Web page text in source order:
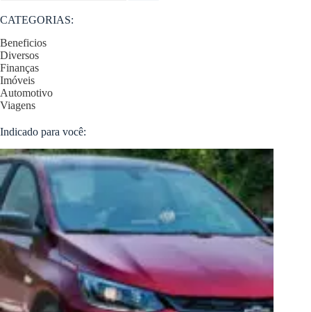
CATEGORIAS:
Beneficios
Diversos
Finanças
Imóveis
Automotivo
Viagens
Indicado para você: